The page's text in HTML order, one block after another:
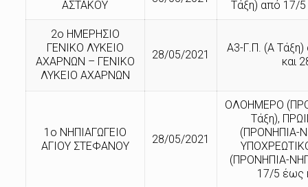
ΑΣΤΑΚΟΥ
Τάξη) από 17/
2ο ΗΜΕΡΗΣΙΟ
ΓΕΝΙΚΟ ΛΥΚΕΙΟ
ΑΧΑΡΝΩΝ – ΓΕΝΙΚΟ
ΛΥΚΕΙΟ ΑΧΑΡΝΩΝ
28/05/2021
Α3-Γ.Π. (Α
και
1ο ΝΗΠΙΑΓΩΓΕΙΟ
ΑΓΙΟΥ ΣΤΕΦΑΝΟΥ
28/05/2021
ΟΛΟΗΜΕΡΟ
Τάξη),
(ΠΡΟΝΗΠΙΑ-
(ΠΡΟΝΗΠΙΑ-
17/5 έως